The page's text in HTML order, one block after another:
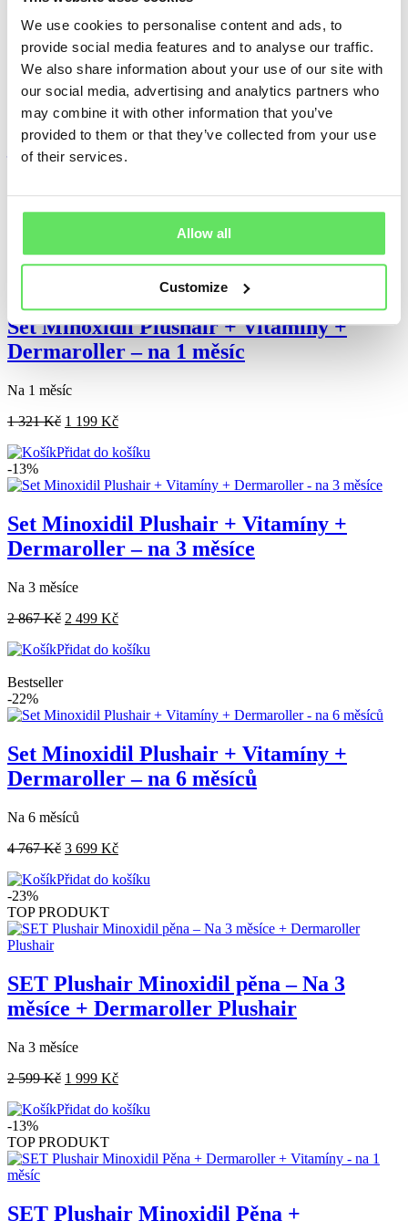
We use cookies to personalise content and ads, to
provide social media features and to analyse our traffic.
We also share information about your use of our site with
our social media, advertising and analytics partners who
may combine it with other information that you’ve
provided to them or that they’ve collected from your use
of their services.
Allow all
Customize
Přidat do košíku
Bestseller
-14%
Set Minoxidil + Vitamíny + Dermaroller
– na 6 měsíců
Na 6 měsíců
Přidat do košíku
-9%
Set Minoxidil Plushair + Vitamíny +
Dermaroller – na 1 měsíc
Na 1 měsíc
1 321Kč 1 199 Kč
Přidat do košíku
-13%
Set Minoxidil Plushair + Vitamíny +
Dermaroller – na 3 měsíce
Na 3 měsíce
2 867Kč 2 499 Kč
Přidat do košíku
Bestseller
-22%
Set Minoxidil Plushair + Vitamíny +
Dermaroller – na 6 měsíců
Na 6 měsíců
4 767Kč 3 699 Kč
Přidat do košíku
-23%
TOP PRODUKT
SET Plushair Minoxidil pěna – Na 3
měsíce + Dermaroller Plushair
Na 3 měsíce
2 599Kč 1 999 Kč
Přidat do košíku
-13%
TOP PRODUKT
SET Plushair Minoxidil Pěna +